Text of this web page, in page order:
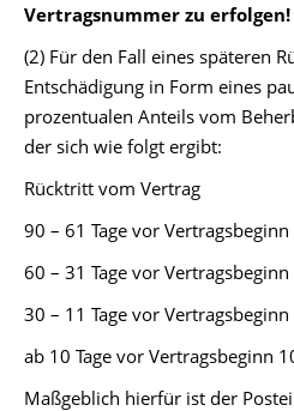
Vertragsnummer zu erfolgen!
(2) Für den Fall eines späteren
Entschädigung in Form eines
prozentualen Anteils vom
der sich wie folgt ergibt:
Rücktritt vom Vertrag
90 – 61 Tage vor Vertragsbeginn
60 – 31 Tage vor Vertragsbeginn
30 – 11 Tage vor Vertragsbeginn
ab 10 Tage vor Vertragsbeginn
Maßgeblich hierfür ist der